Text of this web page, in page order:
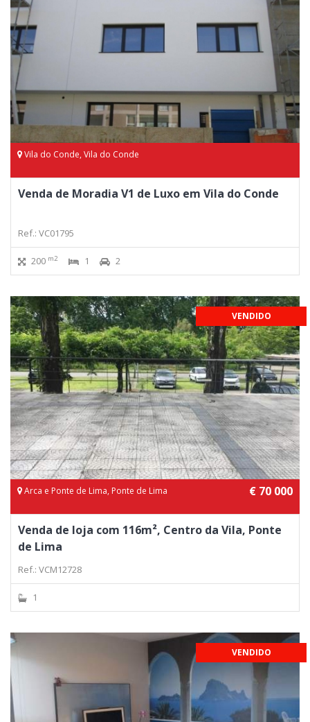
Vila do Conde, Vila do Conde
Venda de Moradia V1 de Luxo em Vila do Conde
Ref.: VC01795
200 m2 1 2
VENDIDO
Arca e Ponte de Lima, Ponte de Lima € 70 000
Venda de loja com 116m², Centro da Vila, Ponte
de Lima
Ref.: VCM12728
1
VENDIDO